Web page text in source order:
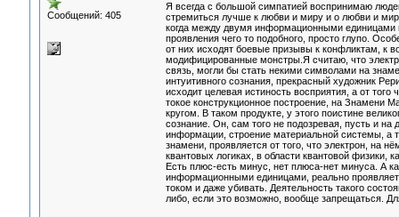
Сообщений: 405
Я всегда с большой симпатией воспринимаю
стремиться лучше к любви и миру и о любви и
когда между двумя информационными единицами
проявления чего то подобного, просто глупо.
от них исходят боевые призывы к конфликтам, к
модифицированные монстры.Я считаю, что
связь, могли бы стать некими символами на
интуитивного сознания, прекрасный художник
исходит целевая истиность восприятия, а от
токое конструкционное построение, на Знамени
кругом. В таком продукте, у этого поистине
сознание. Он, сам того не подозревая, пусть и на
информации, строение материальной системы, а
знамени, проявляется от того, что электрон, на
квантовых логиках, в области квантовой
Есть плюс-есть минус, нет плюса-нет минуса. А
информационными единицами, реально
током и даже убивать. Деятельность такого
либо, если это возможно, вообще запрещаться.